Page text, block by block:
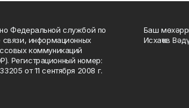
Федеральной службой по
информационных
коммуникаций
Регистрационный номер:
от 11 сентября 2008 г.
Баш
Исхаҡов